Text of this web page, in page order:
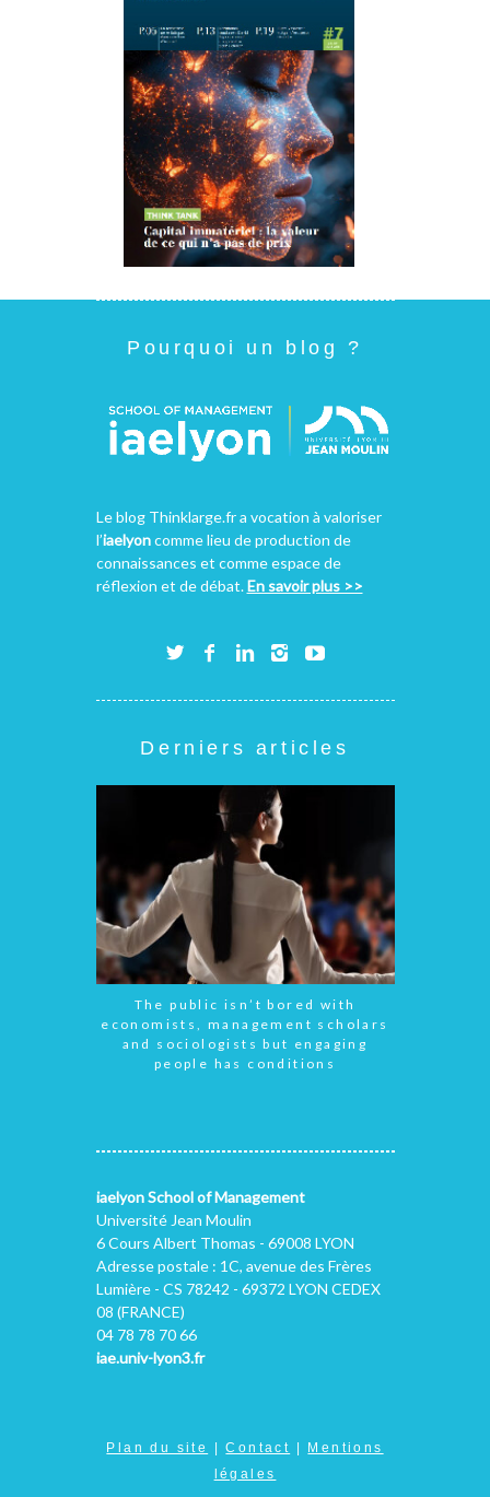
Pourquoi un blog ?
Le blog Thinklarge.fr a vocation à valoriser
l’iaelyoncomme lieu de production de
connaissances et comme espace de
réflexion et de débat.En savoir plus >>
Derniers articles
The public isn’t bored with
economists, management scholars
and sociologists but engaging
people has conditions
iaelyon School of Management
Université Jean Moulin
6 Cours Albert Thomas - 69008 LYON
Adresse postale : 1C, avenue des Frères
Lumière - CS 78242 - 69372 LYON CEDEX
08 (FRANCE)
04 78 78 70 66
iae.univ-lyon3.fr
Plan du site |Contact
Mentions
légales